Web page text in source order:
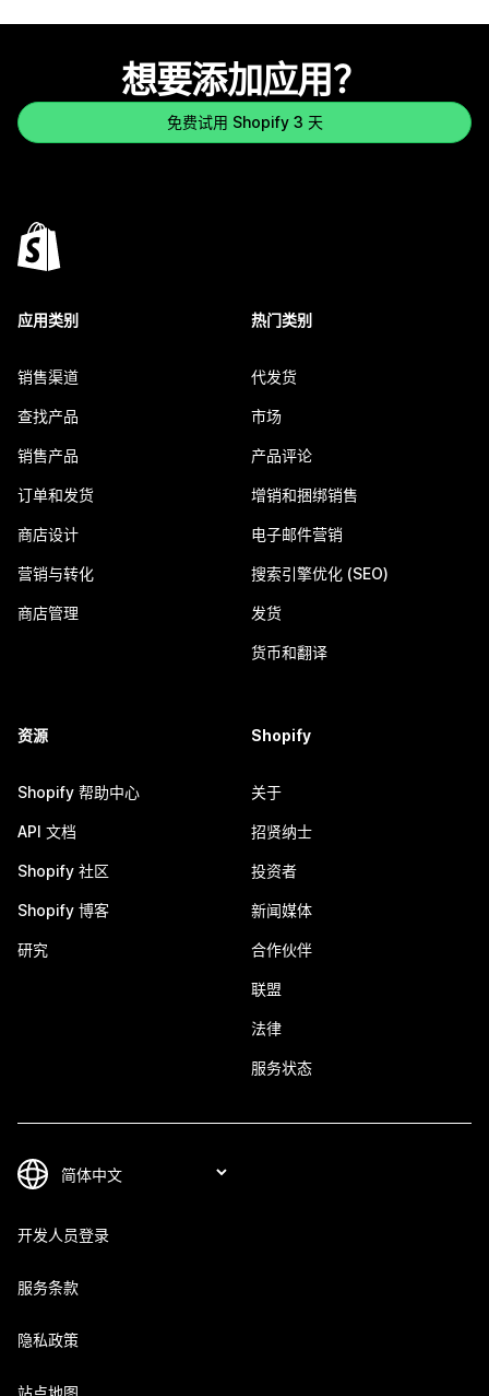
想要添加应用？
免费试用 Shopify 3 天
应用类别
销售渠道
查找产品
销售产品
订单和发货
商店设计
营销与转化
商店管理
热门类别
代发货
市场
产品评论
增销和捆绑销售
电子邮件营销
搜索引擎优化 (SEO)
发货
货币和翻译
资源
Shopify 帮助中心
API 文档
Shopify 社区
Shopify 博客
研究
Shopify
关于
招贤纳士
投资者
新闻媒体
合作伙伴
联盟
法律
服务状态
开发人员登录
服务条款
隐私政策
站点地图